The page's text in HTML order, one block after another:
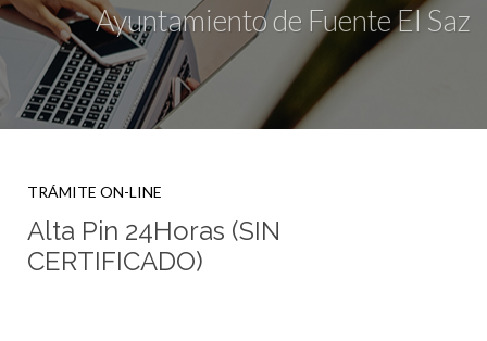
Ayuntamiento de Fuente El Saz
TRÁMITE ON-LINE
Alta Pin 24Horas (SIN
CERTIFICADO)